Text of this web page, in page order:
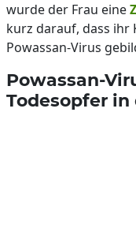
wurde der Frau eine
kurz darauf, dass ihr
Powassan-Virus
Powassan-
Todesopfer in